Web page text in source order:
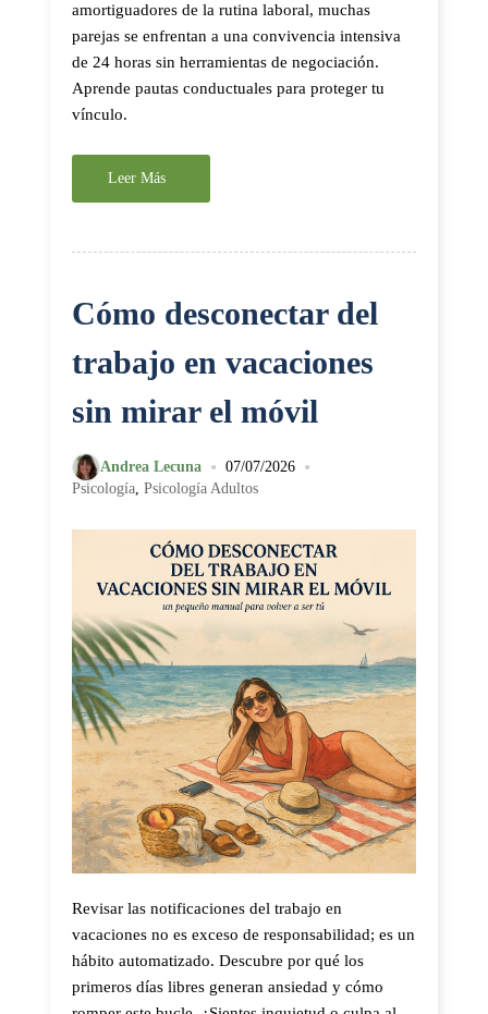
amortiguadores de la rutina laboral, muchas
parejas se enfrentan a una convivencia intensiva
de 24 horas sin herramientas de negociación.
Aprende pautas conductuales para proteger tu
vínculo.
Leer Más
Cómo desconectar del
trabajo en vacaciones
sin mirar el móvil
Andrea Lecuna • 07/07/2026 •
Psicología, Psicología Adultos
Revisar las notificaciones del trabajo en
vacaciones no es exceso de responsabilidad; es un
hábito automatizado. Descubre por qué los
primeros días libres generan ansiedad y cómo